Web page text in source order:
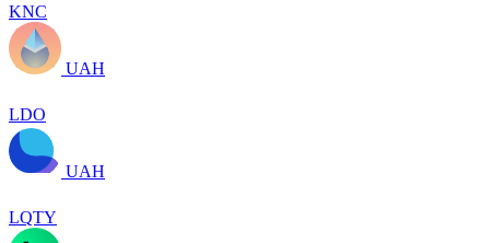
KNC
UAH
LDO
UAH
LQTY